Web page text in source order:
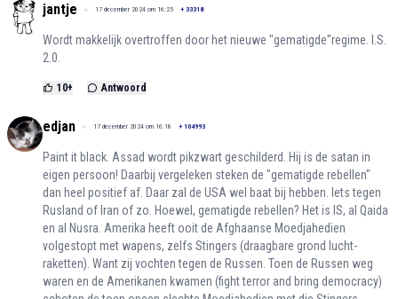
jantje 17 december 2024 om 16:25 + 33318
Wordt makkelijk overtroffen door het nieuwe "gematigde"regime. I.S.
2.0.
10+ Antwoord
edjan 17 december 2024 om 16:18 + 104993
Paint it black. Assad wordt pikzwart geschilderd. Hij is de satan in
eigen persoon! Daarbij vergeleken steken de "gematigde rebellen"
dan heel positief af. Daar zal de USA wel baat bij hebben. Iets tegen
Rusland of Iran of zo. Hoewel, gematigde rebellen? Het is IS, al Qaida
en al Nusra. Amerika heeft ooit de Afghaanse Moedjahedien
volgestopt met wapens, zelfs Stingers (draagbare grond lucht-
raketten). Want zij vochten tegen de Russen. Toen de Russen weg
waren en de Amerikanen kwamen (fight terror and bring democracy)